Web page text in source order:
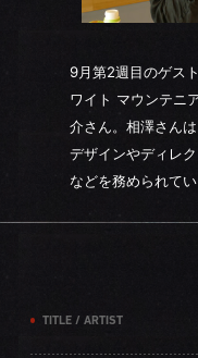
9月第2週目のゲス
ワイト マウンテニ
介さん。相澤さん
デザインやディレ
などを務められてい
TITLE / ARTIST